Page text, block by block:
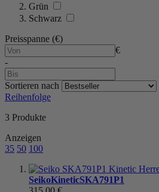
Grün
Schwarz
Preisspanne (€)
€
-
Sortieren nach
Reihenfolge
3 Produkte
Anzeigen
35 50 100
SeikoKineticSKA791P1